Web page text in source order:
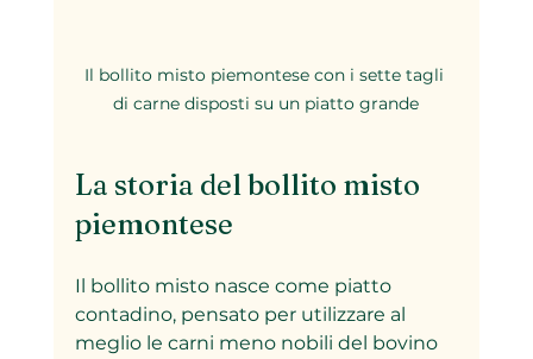
Il bollito misto piemontese con i sette tagli
di carne disposti su un piatto grande
La storia del bollito misto
piemontese
Il bollito misto nasce come piatto
contadino, pensato per utilizzare al
meglio le carni meno nobili del bovino